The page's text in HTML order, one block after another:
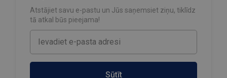
Atstājiet savu e-pastu un Jūs saņemsiet ziņu, tiklīdz
tā atkal būs pieejama!
Sūtīt